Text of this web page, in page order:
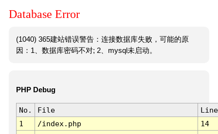
Database Error
(1040) 365建站错误警告：连接数据库失败，可能的原
因：1、数据库密码不对; 2、mysql未启动。
PHP Debug
No. File
Line
1
/index.php 14